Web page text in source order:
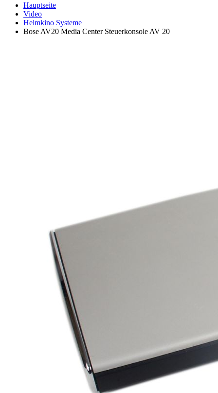
Hauptseite
Video
Heimkino Systeme
Bose AV20 Media Center Steuerkonsole AV 20